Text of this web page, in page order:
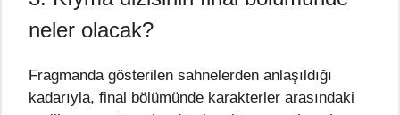
neler olacak?
Fragmanda gösterilen sahnelerden anlaşıldığı
kadarıyla, final bölümünde karakterler arasındaki